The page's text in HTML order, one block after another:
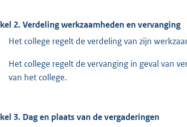
2. Verdeling werkzaamheden en vervanging
Het college regelt de verdeling van zijn
Het college regelt de vervanging in geval van
van het college.
3. Dag en plaats van de vergaderingen